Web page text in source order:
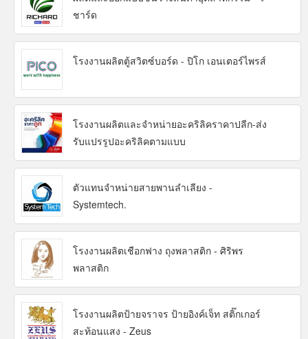
ชาร์ด
โรงงานผลิตตู้สวิตซ์บอร์ด - ปิโก เอนเตอร์ไพรส์
โรงงานผลิตและจำหน่ายอะคริลิคราคาปลีก-ส่ง
รับแปรรูปอะคริลิคตามแบบ
ตัวแทนจำหน่ายสายพานลำเลียง -
Systemtech.
โรงงานผลิตเชือกฟาง ถุงพลาสติก - ศิริพร
พลาสติก
โรงงานผลิตป้ายจราจร ป้ายอิงค์เจ็ท สติ๊กเกอร์
สะท้อนแสง - Zeus